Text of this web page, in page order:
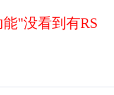
能"没看到有RS